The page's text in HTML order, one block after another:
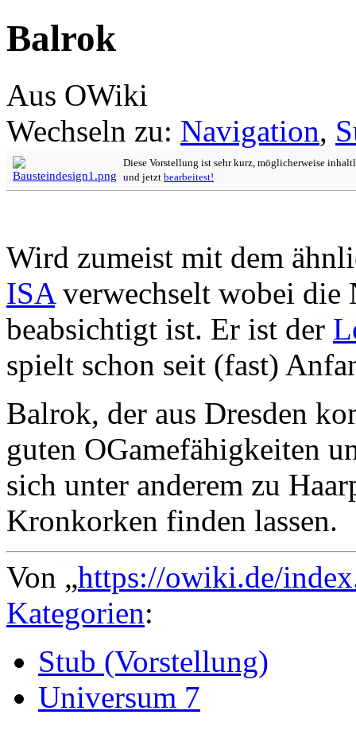
Balrok
Aus OWiki
Wechseln zu: Navigation,
Diese Vorstellung ist sehr kurz, möglicherweise
und jetzt bearbeitest!
Wird zumeist mit dem
ISAverwechselt wobei die
beabsichtigt ist. Er ist der
spielt schon seit (fast)
Balrok, der aus Dresden
guten OGamefähigkeiten
sich unter anderem zu
Kronkorken finden lassen.
Von „https://owiki.de/
Kategorien:
Stub (Vorstellung)
Universum 7